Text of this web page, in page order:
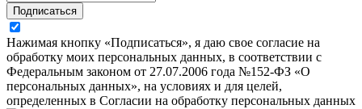
Подписаться
Нажимая кнопку «Подписаться», я даю свое согласие на
обработку моих персональных данных, в соответствии с
Федеральным законом от 27.07.2006 года №152-ФЗ «О
персональных данных», на условиях и для целей,
определенных в Согласии на обработку персональных данных